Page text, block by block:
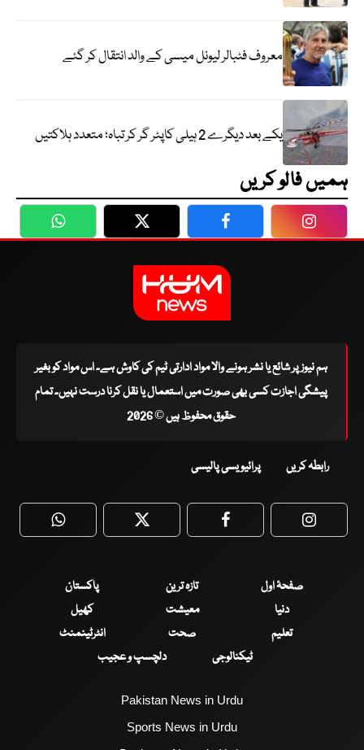
معروف فٹبالر لیونل میسی کے والد انتقال کر گئے
یکے بعد دیگرے 2 ہیلی کاپٹر گر کر تباہ؛ متعدد ہلاکتیں
ہمیں فالو کریں
WhatsApp Twitter Facebook
ہم نیوز پر شائع یا نشر ہونے والا مواد ادارتی ٹیم کی کاوش ہے۔ اس مواد کو بغیر
پیشگی اجازت کسی بھی صورت میں استعمال یا نقل کرنا درست نہیں۔ تمام
حقوق محفوظ ہیں © 2026
رابطہ کریں پرائیویسی پالیسی
WhatsApp Twitter Facebook
صفحۂ اول تازہ ترین
پاکستان
دنیا
معیشت
کھیل
تعلیم
صحت
انٹرٹینمنٹ
ٹیکنالوجی
دلچسپ و عجیب
Pakistan News in Urdu
Sports News in Urdu